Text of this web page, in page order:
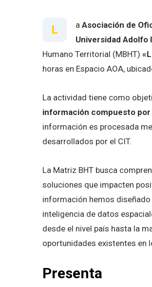
L a Asociación de
Universidad Adolfo
Humano Territorial (MBHT)
horas en Espacio AOA,
La actividad tiene como
información compuesto
información es procesada
desarrollados por el CIT.
La Matriz BHT busca
soluciones que impacten
información hemos
inteligencia de datos
desde el nivel país hasta la
oportunidades existentes en
Presenta